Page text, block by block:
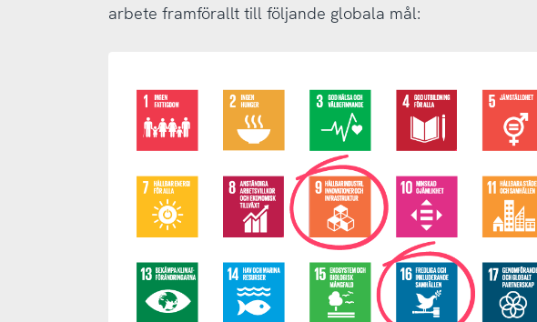
arbete framförallt till följande globala mål: